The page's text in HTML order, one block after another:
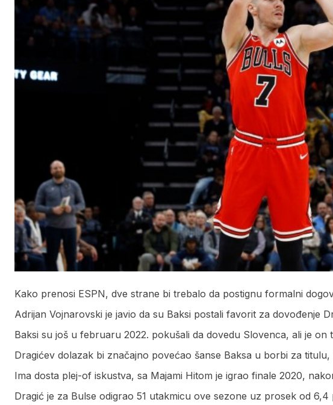
Kako prenosi ESPN, dve strane bi trebalo da postignu formalni
Adrijan Vojnarovski je javio da su Baksi postali favorit za dovođenje
Baksi su još u februaru 2022. pokušali da dovedu Slovenca, ali je on
Dragićev dolazak bi značajno povećao šanse Baksa u borbi za
Ima dosta plej-of iskustva, sa Majami Hitom je igrao finale 2020,
Dragić je za Bulse odigrao 51 utakmicu ove sezone uz prosek od